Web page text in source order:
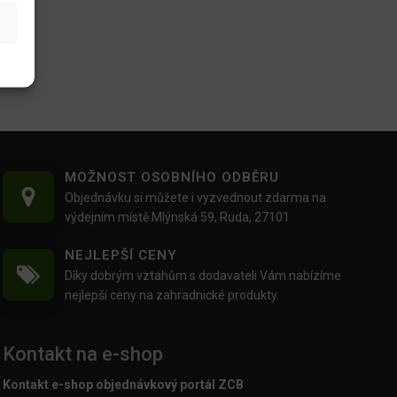
MOŽNOST OSOBNÍHO ODBĚRU
Objednávku si můžete i vyzvednout zdarma na
výdejním místě Mlýnská 59, Ruda, 27101
NEJLEPŠÍ CENY
Díky dobrým vztahům s dodavateli Vám nabízíme
nejlepší ceny na zahradnické produkty.
Kontakt na e-shop
Kontakt e-shop objednávkový portál ZCB